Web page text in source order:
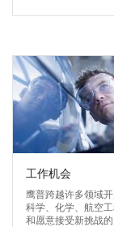
工作机会
鹰普跨越许多领域
科学、化学、航空
和愿意接受新挑战